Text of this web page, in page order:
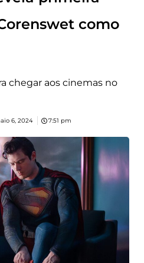
como
chegar aos cinemas no
6, 2024 7:51 pm